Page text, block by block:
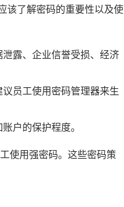
该了解密码的重要性以及使
露、企业信誉受损、经济
员工使用密码管理器来生
户的保护程度。
使用强密码。这些密码策